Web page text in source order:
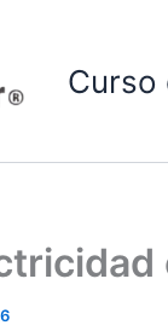
Curso